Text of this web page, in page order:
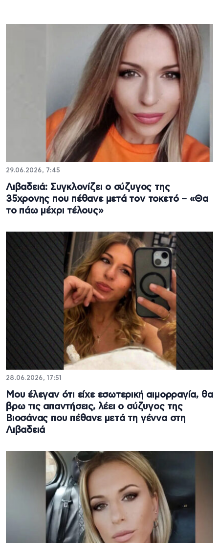
29.06.2026, 7:45
Λιβαδειά: Συγκλονίζει ο σύζυγος της
35χρονης που πέθανε μετά τον τοκετό – «Θα
το πάω μέχρι τέλους»
28.06.2026, 17:51
Μου έλεγαν ότι είχε εσωτερική αιμορραγία, θα
βρω τις απαντήσεις, λέει ο σύζυγος της
Βιοσάνας που πέθανε μετά τη γέννα στη
Λιβαδειά